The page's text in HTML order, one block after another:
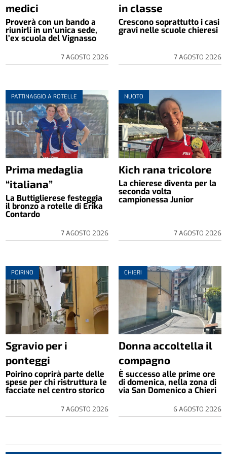
medici
Proverà con un bando a
riunirli in un’unica sede,
l’ex scuola del Vignasso
7 AGOSTO 2026
in classe
Crescono soprattutto i casi
gravi nelle scuole chieresi
7 AGOSTO 2026
PATTINAGGIO A ROTELLE
Prima medaglia
“italiana”
La Buttiglierese festeggia
il bronzo a rotelle di Erika
Contardo
7 AGOSTO 2026
NUOTO
Kich rana tricolore
La chierese diventa per la
seconda volta
campionessa Junior
7 AGOSTO 2026
POIRINO
Sgravio per i
ponteggi
Poirino coprirà parte delle
spese per chi ristruttura le
facciate nel centro storico
7 AGOSTO 2026
CHIERI
Donna accoltella il
compagno
È successo alle prime ore
di domenica, nella zona di
via San Domenico a Chieri
6 AGOSTO 2026